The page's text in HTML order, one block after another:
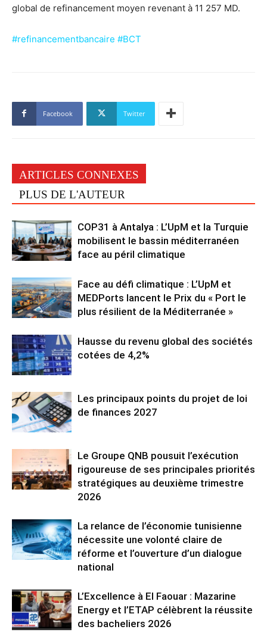
global de refinancement moyen revenant à 11 257 MD.
#refinancementbancaire #BCT
Facebook Twitter
ARTICLES CONNEXES
PLUS DE L'AUTEUR
COP31 à Antalya : L’UpM et la Turquie
mobilisent le bassin méditerranéen
face au péril climatique
Face au défi climatique : L’UpM et
MEDPorts lancent le Prix du « Port le
plus résilient de la Méditerranée »
Hausse du revenu global des sociétés
cotées de 4,2%
Les principaux points du projet de loi
de finances 2027
Le Groupe QNB pousuit l’exécution
rigoureuse de ses principales priorités
stratégiques au deuxième trimestre
2026
La relance de l’économie tunisienne
nécessite une volonté claire de
réforme et l’ouverture d’un dialogue
national
L’Excellence à El Faouar : Mazarine
Energy et l’ETAP célèbrent la réussite
des bacheliers 2026